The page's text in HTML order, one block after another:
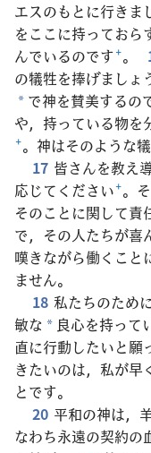
エスのもとに行きま
をここに持っておら
んでいるのです+。
の犠牲を捧げましょ
* で神を賛美するの
や，持っている物を
+。神はそのような
17 皆さんを教え
応じてください+。
そのことに関して責
で，その人たちが喜
嘆きながら働くこと
ません。
18 私たちのため
敏な * 良心を持って
直に行動したいと願
きたいのは，私が早
とです。
20 平和の神は，
なわち永遠の契約の